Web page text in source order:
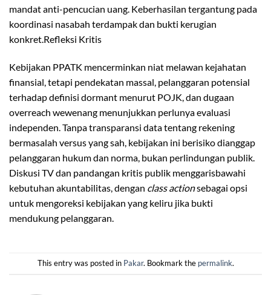
mandat anti-pencucian uang. Keberhasilan tergantung pada
koordinasi nasabah terdampak dan bukti kerugian
konkret.Refleksi Kritis
Kebijakan PPATK mencerminkan niat melawan kejahatan
finansial, tetapi pendekatan massal, pelanggaran potensial
terhadap definisi dormant menurut POJK, dan dugaan
overreach wewenang menunjukkan perlunya evaluasi
independen. Tanpa transparansi data tentang rekening
bermasalah versus yang sah, kebijakan ini berisiko dianggap
pelanggaran hukum dan norma, bukan perlindungan publik.
Diskusi TV dan pandangan kritis publik menggarisbawahi
kebutuhan akuntabilitas, dengan class actionsebagai opsi
untuk mengoreksi kebijakan yang keliru jika bukti
mendukung pelanggaran.
This entry was posted in Pakar. Bookmark the permalink.